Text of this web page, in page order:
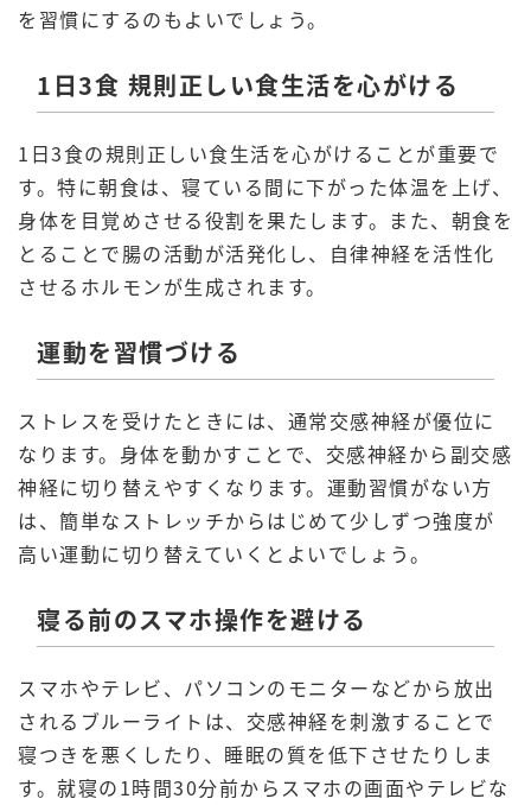
を習慣にするのもよいでしょう。
1日3食 規則正しい食生活を心がける
1日3食の規則正しい食生活を心がけることが重要で
す。特に朝食は、寝ている間に下がった体温を上げ、
身体を目覚めさせる役割を果たします。また、朝食を
とることで腸の活動が活発化し、自律神経を活性化
させるホルモンが生成されます。
運動を習慣づける
ストレスを受けたときには、通常交感神経が優位に
なります。身体を動かすことで、交感神経から副交感
神経に切り替えやすくなります。運動習慣がない方
は、簡単なストレッチからはじめて少しずつ強度が
高い運動に切り替えていくとよいでしょう。
寝る前のスマホ操作を避ける
スマホやテレビ、パソコンのモニターなどから放出
されるブルーライトは、交感神経を刺激することで
寝つきを悪くしたり、睡眠の質を低下させたりしま
す。就寝の1時間30分前からスマホの画面やテレビな